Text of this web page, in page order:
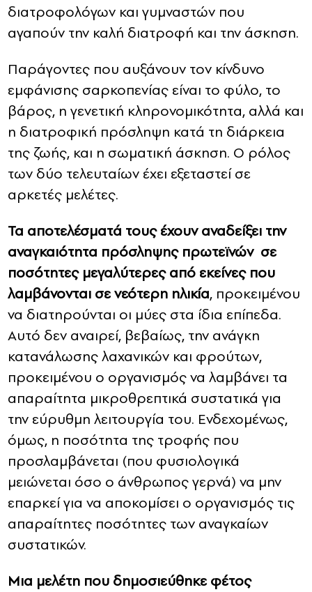
διατροφολόγων και γυμναστών που
αγαπούν την καλή διατροφή και την άσκηση.
Παράγοντες που αυξάνουν τον κίνδυνο
εμφάνισης σαρκοπενίας είναι το φύλο, το
βάρος, η γενετική κληρονομικότητα, αλλά και
η διατροφική πρόσληψη κατά τη διάρκεια
της ζωής, και η σωματική άσκηση. Ο ρόλος
των δύο τελευταίων έχει εξεταστεί σε
αρκετές μελέτες.
Τα αποτελέσματά τους έχουν αναδείξει την
αναγκαιότητα πρόσληψης πρωτεϊνών σε
ποσότητες μεγαλύτερες από εκείνες που
λαμβάνονται σε νεότερη ηλικία, προκειμένου
να διατηρούνται οι μύες στα ίδια επίπεδα.
Αυτό δεν αναιρεί, βεβαίως, την ανάγκη
κατανάλωσης λαχανικών και φρούτων,
προκειμένου ο οργανισμός να λαμβάνει τα
απαραίτητα μικροθρεπτικά συστατικά για
την εύρυθμη λειτουργία του. Ενδεχομένως,
όμως, η ποσότητα της τροφής που
προσλαμβάνεται (που φυσιολογικά
μειώνεται όσο ο άνθρωπος γερνά) να μην
επαρκεί για να αποκομίσει ο οργανισμός τις
απαραίτητες ποσότητες των αναγκαίων
συστατικών.
Μια μελέτη που δημοσιεύθηκε φέτος